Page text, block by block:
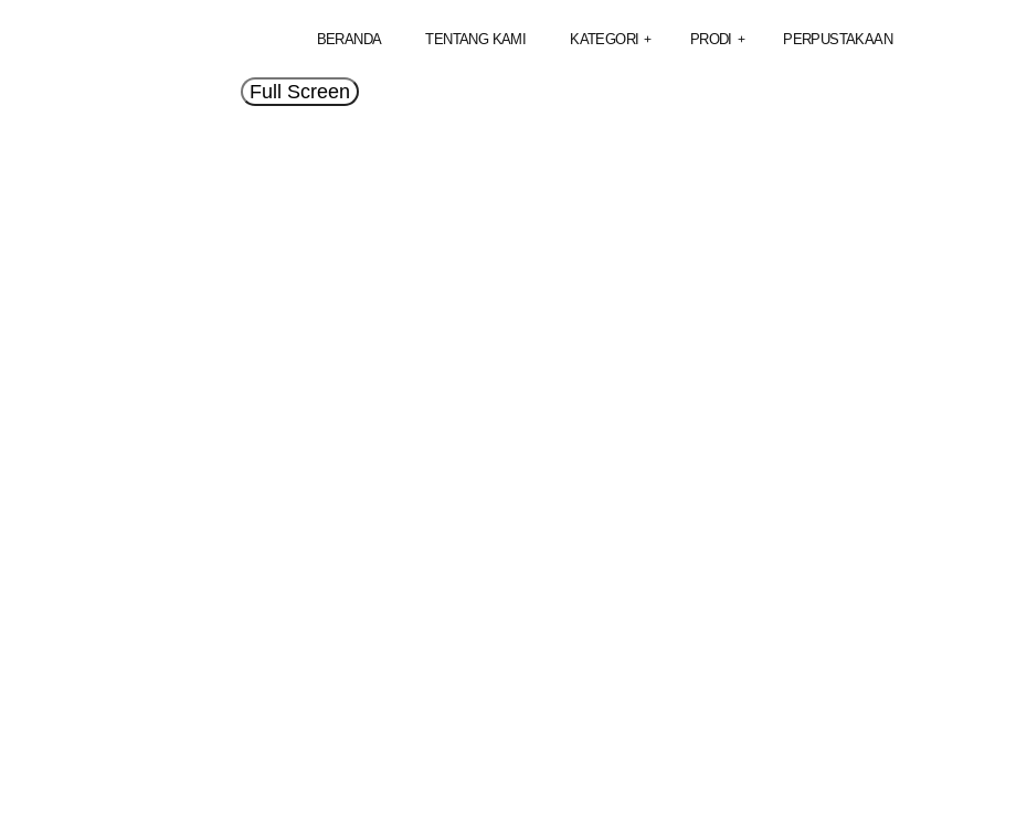
PERPUSTAKAAN
PRODI +
KATEGORI +
TENTANG KAMI
BERANDA
Full Screen